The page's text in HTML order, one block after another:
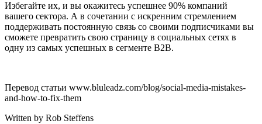
Избегайте их, и вы окажитесь успешнее 90% компаний
вашего сектора. А в сочетании с искренним стремлением
поддерживать постоянную связь со своими подписчиками вы
сможете превратить свою страницу в социальных сетях в
одну из самых успешных в сегменте B2B.
Перевод статьи www.bluleadz.com/blog/social-media-mistakes-
and-how-to-fix-them
Written by Rob Steffens